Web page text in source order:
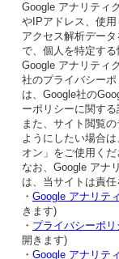
Google アナリティ
やIPアドレス、使
アクセス解析デー
で、個人を特定する
Google アナリティ
社のプライバシー
は、Google社の
ーポリシーに関する
また、サイト閲覧
ようにしたい場合
オン」をご使用くだ
なお、Google アナ
は、当サイトは責任
・ Google アナリテ
きます)
・ プライバシーポリ
開きます)
・ Google アナリテ